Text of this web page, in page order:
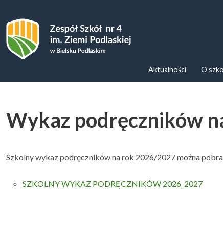
Zespoł Szkół nr 4 im. Ziemi
Aktualności O
Wykaz podręczników
Szkolny wykaz podręczników na rok 2026/2027 można
SZKOLNY WYKAZ PODRĘCZNIKÓW 2026_2027